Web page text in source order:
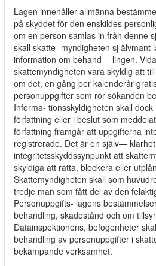
Lagen innehåller allmänna
på skyddet för den enskildes
om en person samlas in från denne
skall skatte- myndigheten sj älvmant
information om behand— lingen.
skattemyndigheten vara skyldig att
om det, en gång per kalenderår
personuppgifter som rör sökanden
Informa- tionsskyldigheten skall
författning eller i beslut som
författning framgår att uppgifterna
registrerade. Det är en själv—
integritetsskyddssynpunkt att
skyldiga att rätta, blockera eller
Skattemyndigheten skall som
tredje man som fått del av den
Personuppgifts- lagens
behandling, skadestånd och om
Datainspektionens, befogenheter
behandling av personuppgifter i
bekämpande verksamhet.